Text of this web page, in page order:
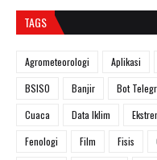
TAGS
Agrometeorologi Aplikasi
BSISO
Banjir Bot
Cuaca
Data Iklim
Fenologi
Film Fisis